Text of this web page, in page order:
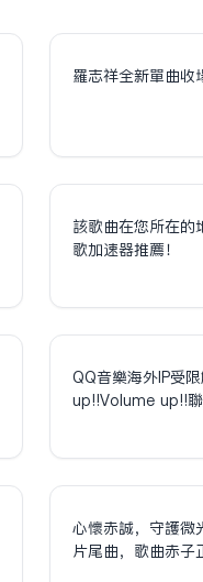
羅志祥全新單曲收
該歌曲在您所在的
歌加速器推薦！
QQ音樂海外IP受
up!!Volume up!!
心懷赤誠，守護微
片尾曲，歌曲赤子